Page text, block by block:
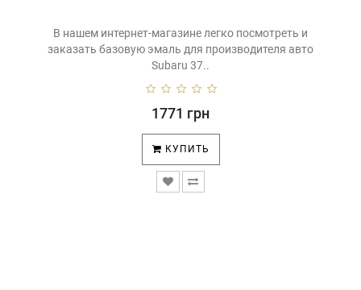
В нашем интернет-магазине легко посмотреть и
заказать базовую эмаль для производителя авто
Subaru 37..
1771 грн
КУПИТЬ